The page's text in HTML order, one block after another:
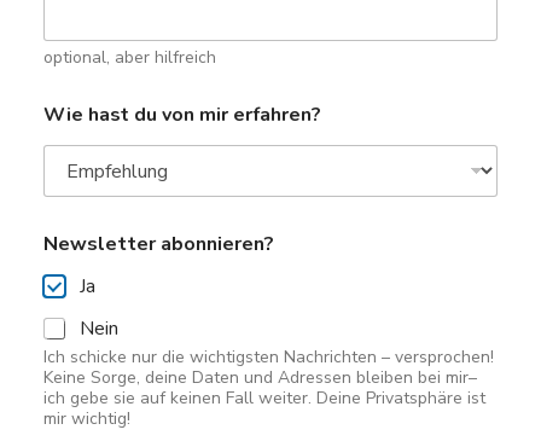
optional, aber hilfreich
Wie hast du von mir erfahren?
a
c
h
r
i
c
h
t
I
Newsletter abonnieren?
Ja
Nein
Ich schicke nur die wichtigsten Nachrichten – versprochen!
Keine Sorge, deine Daten und Adressen bleiben bei mir–
ich gebe sie auf keinen Fall weiter. Deine Privatsphäre ist
mir wichtig!